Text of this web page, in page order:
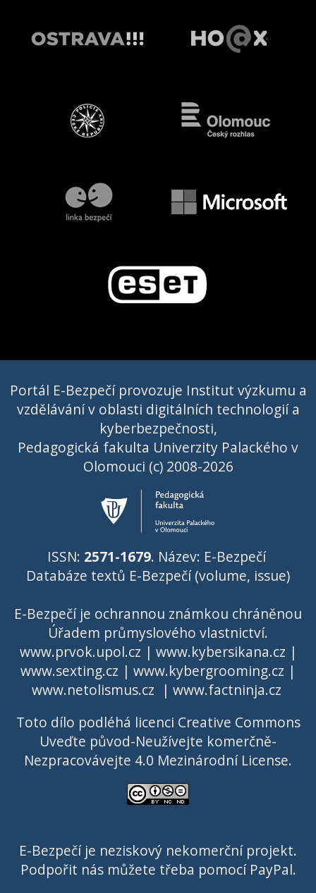
Portál E-Bezpečí provozuje Institut výzkumu a
vzdělávání v oblasti digitálních technologií a
kyberbezpečnosti,
Pedagogická fakulta Univerzity Palackého v
Olomouci (c) 2008-2026
ISSN: 2571-1679. Název: E-Bezpečí
Databáze textů E-Bezpečí (volume, issue)
E-Bezpečí je ochrannou známkou chráněnou
Úřadem průmyslového vlastnictví.
www.prvok.upol.cz | www.kybersikana.cz |
www.sexting.cz | www.kybergrooming.cz |
www.netolismus.cz | www.factninja.cz
Toto dílo podléhá licenci Creative Commons
Uveďte původ-Neužívejte komerčně-
Nezpracovávejte 4.0 Mezinárodní License.
E-Bezpečí je neziskový nekomerční projekt.
Podpořit nás můžete třeba pomocí PayPal.